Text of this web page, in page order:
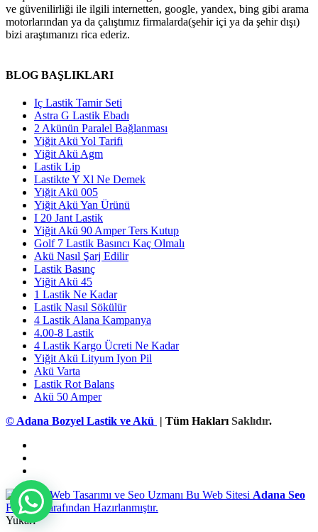
ve güvenilirliği ile ilgili internetten, google, yandex, bing gibi arama
motorlarından ya da çalıştımız firmalarda(şehir içi ya da şehir dışı)
bizi araştımanızı rica ederiz.
BLOG BAŞLIKLARI
Iç Lastik Tamir Seti
Astra G Lastik Ebadı
2 Akünün Paralel Bağlanması
Yiğit Akü Yol Tarifi
Yiğit Akü Agm
Lastik Lip
Lastikte Y Xl Ne Demek
Yiğit Akü 005
Yiğit Akü Yan Ürünü
I 20 Jant Lastik
Yiğit Akü 90 Amper Ters Kutup
Golf 7 Lastik Basıncı Kaç Olmalı
Akü Nasıl Şarj Edilir
Lastik Basınç
Yiğit Akü 45
1 Lastik Ne Kadar
Lastik Nasıl Sökülür
4 Lastik Alana Kampanya
4.00-8 Lastik
4 Lastik Kargo Ücreti Ne Kadar
Yiğit Akü Lityum Iyon Pil
Akü Varta
Lastik Rot Balans
Akü 50 Amper
© Adana Bozyel Lastik ve Akü | Tüm Hakları Saklıdır.
Bu Web Sitesi Adana Seo
Firması Tarafından Hazırlanmıştır.
Yukarı